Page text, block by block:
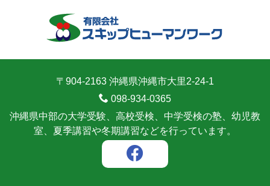
〒904-2163 沖縄県沖縄市大里2-24-1
098-934-0365
沖縄県中部の大学受験、高校受検、中学受検の塾、幼児教
室、夏季講習や冬期講習などを行っています。